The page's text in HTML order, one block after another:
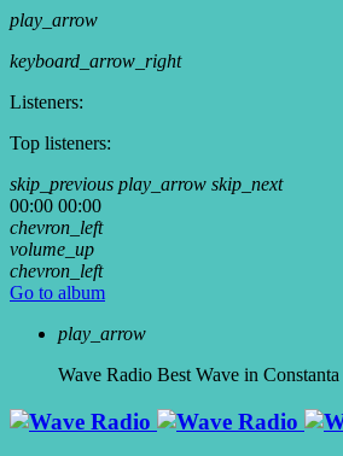
play_arrow
keyboard_arrow_right
Listeners:
Top listeners:
skip_previous play_arrow skip_next
00:00 00:00
chevron_left
volume_up
chevron_left
Go to album
play_arrow
Wave Radio Best Wave in Constanta